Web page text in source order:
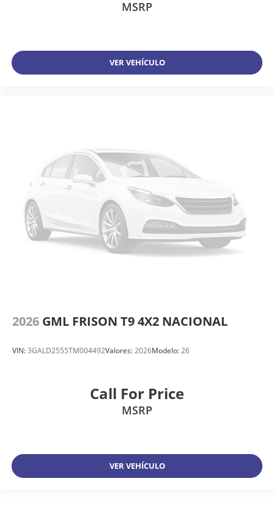
MSRP
VER VEHÍCULO
2026 GML FRISON T9 4X2 NACIONAL
VIN:3GALD2555TM004492Valores:2026Modelo:26
Call For Price
MSRP
VER VEHÍCULO